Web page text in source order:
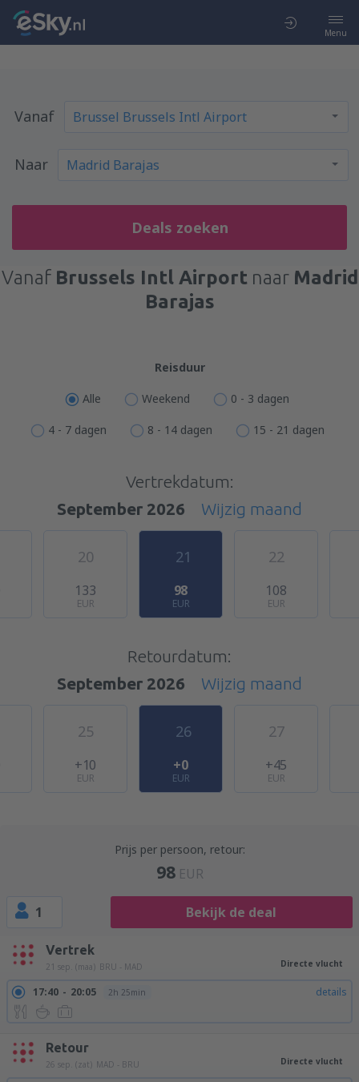
Menu
Vanaf
Naar
Deals zoeken
Vanaf Brussels Intl Airportnaar Madrid
Barajas
Reisduur
Alle Weekend 0 - 3 dagen
4 - 7 dagen 8 - 14 dagen 15 - 21 dagen
Vertrekdatum:
September 2026
Wijzig maand
20
133
EUR
21
98
EUR
22
108
EUR
Retourdatum:
September 2026
Wijzig maand
25
+10
EUR
26
+0
EUR
27
+45
EUR
Prijs per persoon, retour:
98 EUR
1 Bekijk de deal
Vertrek
21 sep. (maa) BRU - MAD Directe vlucht
17:40 20:05 2h 25min details
Retour
26 sep. (zat) MAD - BRU Directe vlucht